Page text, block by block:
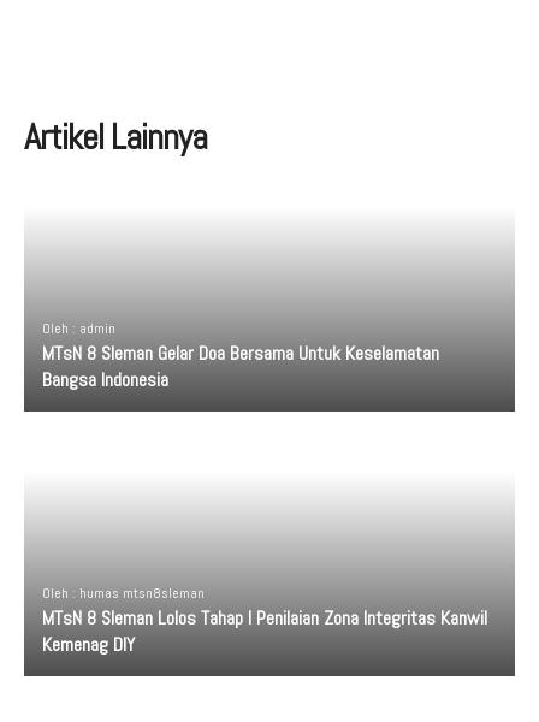
Artikel Lainnya
Oleh : admin
MTsN 8 Sleman Gelar Doa Bersama Untuk Keselamatan
Bangsa Indonesia
Oleh : humas mtsn8sleman
MTsN 8 Sleman Lolos Tahap I Penilaian Zona Integritas Kanwil
Kemenag DIY